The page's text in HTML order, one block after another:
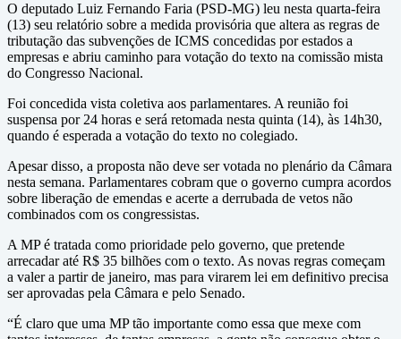
O deputado Luiz Fernando Faria (PSD-MG) leu nesta quarta-feira
(13) seu relatório sobre a medida provisória que altera as regras de
tributação das subvenções de ICMS concedidas por estados a
empresas e abriu caminho para votação do texto na comissão mista
do Congresso Nacional.
Foi concedida vista coletiva aos parlamentares. A reunião foi
suspensa por 24 horas e será retomada nesta quinta (14), às 14h30,
quando é esperada a votação do texto no colegiado.
Apesar disso, a proposta não deve ser votada no plenário da Câmara
nesta semana. Parlamentares cobram que o governo cumpra acordos
sobre liberação de emendas e acerte a derrubada de vetos não
combinados com os congressistas.
A MP é tratada como prioridade pelo governo, que pretende
arrecadar até R$ 35 bilhões com o texto. As novas regras começam
a valer a partir de janeiro, mas para virarem lei em definitivo precisa
ser aprovadas pela Câmara e pelo Senado.
“É claro que uma MP tão importante como essa que mexe com